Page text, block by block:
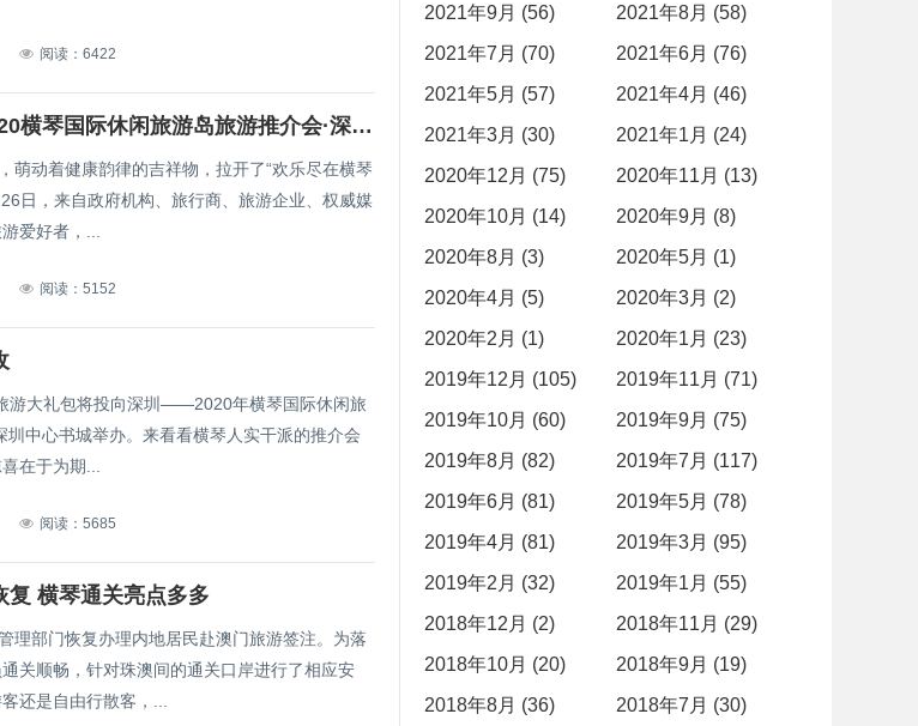
阅读：6422
琴鸣天下，响彻湾区 ｜2020横琴国际休闲旅游岛旅游推介会·深圳站引爆游客热情
萌动着健康韵律的吉祥物，拉开了“欢乐尽在横琴
日，来自政府机构、旅行商、旅游企业、权威媒
爱好者，...
阅读：5152
游大礼包将投向深圳——2020年横琴国际休闲旅
圳中心书城举办。来看看横琴人实干派的推介会
在于为期...
阅读：5685
复 横琴通关亮点多多
理部门恢复办理内地居民赴澳门旅游签注。为落
关顺畅，针对珠澳间的通关口岸进行了相应安
还是自由行散客，...
2021年9月 (56)
2021年8月 (58)
2021年7月 (70)
2021年6月 (76)
2021年5月 (57)
2021年4月 (46)
2021年3月 (30)
2021年1月 (24)
2020年12月 (75)
2020年11月 (13)
2020年10月 (14)
2020年9月 (8)
2020年8月 (3)
2020年5月 (1)
2020年4月 (5)
2020年3月 (2)
2020年2月 (1)
2020年1月 (23)
2019年12月 (105)
2019年11月 (71)
2019年10月 (60)
2019年9月 (75)
2019年8月 (82)
2019年7月 (117)
2019年6月 (81)
2019年5月 (78)
2019年4月 (81)
2019年3月 (95)
2019年2月 (32)
2019年1月 (55)
2018年12月 (2)
2018年11月 (29)
2018年10月 (20)
2018年9月 (19)
2018年8月 (36)
2018年7月 (30)